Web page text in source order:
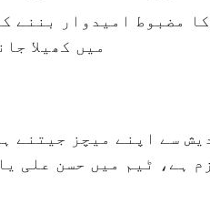
مضبوط امیدوار بننے
میں کھیلا
سے اپنے میچز جیتنے
ہے، ٹیم میں حسن علی